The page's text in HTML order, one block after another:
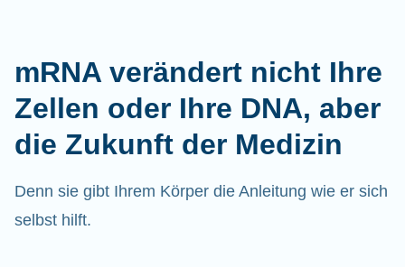
mRNA verändert nicht Ihre
Zellen oder Ihre DNA, aber
die Zukunft der Medizin
Denn sie gibt Ihrem Körper die Anleitung wie er sich
selbst hilft.